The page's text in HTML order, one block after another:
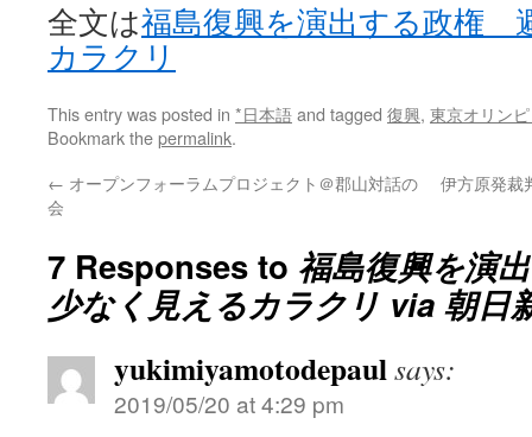
全文は福島復興を演出する政権
カラクリ
This entry was posted in *日本語and tagged 復興, 東京オリン
Bookmark thepermalink.
← オープンフォーラムプロジェクト＠郡山対話の
会
伊方原発
7 Responses to 福島復興を演
少なく見えるカラクリ via 朝日
yukimiyamotodepaulsays:
2019/05/20 at 4:29 pm